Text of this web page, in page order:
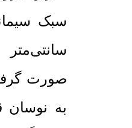
صورت
به نوسان